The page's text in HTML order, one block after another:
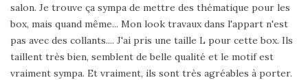
salon. Je trouve ça sympa de mettre des thématique pour les
box, mais quand même... Mon look travaux dans l'appart n'est
pas avec des collants.... J'ai pris une taille L pour cette box. Ils
taillent très bien, semblent de belle qualité et le motif est
vraiment sympa. Et vraiment, ils sont très agréables à porter.